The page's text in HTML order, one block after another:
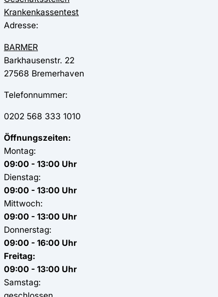
Krankenkassentest
Adresse:
BARMER
Barkhausenstr. 22
27568 Bremerhaven
Telefonnummer:
0202 568 333 1010
Öffnungszeiten:
Montag:
09:00 - 13:00 Uhr
Dienstag:
09:00 - 13:00 Uhr
Mittwoch:
09:00 - 13:00 Uhr
Donnerstag:
09:00 - 16:00 Uhr
Freitag:
09:00 - 13:00 Uhr
Samstag: